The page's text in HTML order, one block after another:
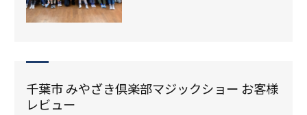
千葉市 みやざき倶楽部マジックショー お客様
レビュー